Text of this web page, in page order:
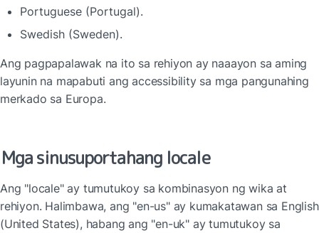
Portuguese (Portugal).
Swedish (Sweden).
Ang pagpapalawak na ito sa rehiyon ay naaayon sa aming
layunin na mapabuti ang accessibility sa mga pangunahing
merkado sa Europa.
Mga sinusuportahang locale
Ang "locale" ay tumutukoy sa kombinasyon ng wika at
rehiyon. Halimbawa, ang "en-us" ay kumakatawan sa English
(United States), habang ang "en-uk" ay tumutukoy sa